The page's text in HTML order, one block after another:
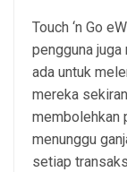
Touch ‘n Go
pengguna
ada untuk
mereka
membolehkan
menunggu
setiap